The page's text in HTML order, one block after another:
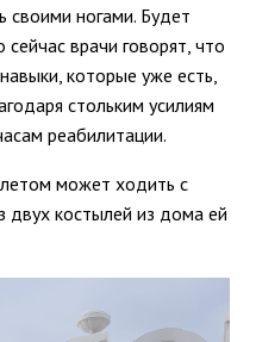
своими ногами. Будет
сейчас врачи говорят, что
которые уже есть,
стольким усилиям
реабилитации.
может ходить с
костылей из дома ей